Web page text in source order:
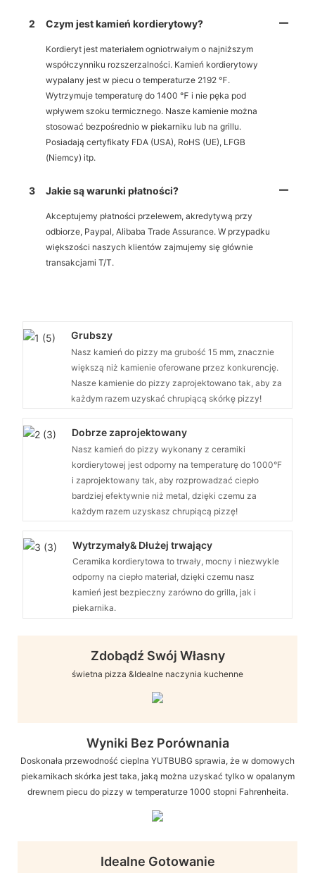
2 Czym jest kamień kordierytowy?
Kordieryt jest materiałem ogniotrwałym o najniższym
współczynniku rozszerzalności. Kamień kordierytowy
wypalany jest w piecu o temperaturze 2192 ℉.
Wytrzymuje temperaturę do 1400 ℉ i nie pęka pod
wpływem szoku termicznego. Nasze kamienie można
stosować bezpośrednio w piekarniku lub na grillu.
Posiadają certyfikaty FDA (USA), RoHS (UE), LFGB
(Niemcy) itp.
3 Jakie są warunki płatności?
Akceptujemy płatności przelewem, akredytywą przy
odbiorze, Paypal, Alibaba Trade Assurance. W przypadku
większości naszych klientów zajmujemy się głównie
transakcjami T/T.
Grubszy
Nasz kamień do pizzy ma grubość 15 mm, znacznie
większą niż kamienie oferowane przez konkurencję.
Nasze kamienie do pizzy zaprojektowano tak, aby za
każdym razem uzyskać chrupiącą skórkę pizzy!
Dobrze zaprojektowany
Nasz kamień do pizzy wykonany z ceramiki
kordierytowej jest odporny na temperaturę do 1000°F
i zaprojektowany tak, aby rozprowadzać ciepło
bardziej efektywnie niż metal, dzięki czemu za
każdym razem uzyskasz chrupiącą pizzę!
Wytrzymały& Dłużej trwający
Ceramika kordierytowa to trwały, mocny i niezwykle
odporny na ciepło materiał, dzięki czemu nasz
kamień jest bezpieczny zarówno do grilla, jak i
piekarnika.
Zdobądź Swój Własny
świetna pizza &Idealne naczynia kuchenne
Wyniki Bez Porównania
Doskonała przewodność cieplna YUTBUBG sprawia, że ​​w domowych
piekarnikach skórka jest taka, jaką można uzyskać tylko w opalanym
drewnem piecu do pizzy w temperaturze 1000 stopni Fahrenheita.
Idealne Gotowanie